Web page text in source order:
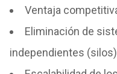
Ventaja
Eliminación de
independientes (silos)